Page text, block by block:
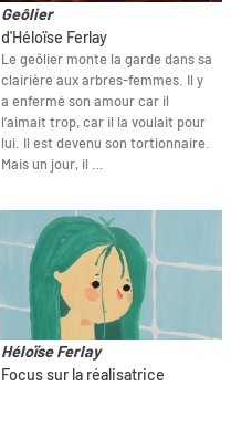
Geôlier
d'Héloïse Ferlay
Le geôlier monte la garde dans sa
clairière aux arbres-femmes. Il y
a enfermé son amour car il
l’aimait trop, car il la voulait pour
lui. Il est devenu son tortionnaire.
Mais un jour, il …
Héloïse Ferlay
Focus sur la réalisatrice